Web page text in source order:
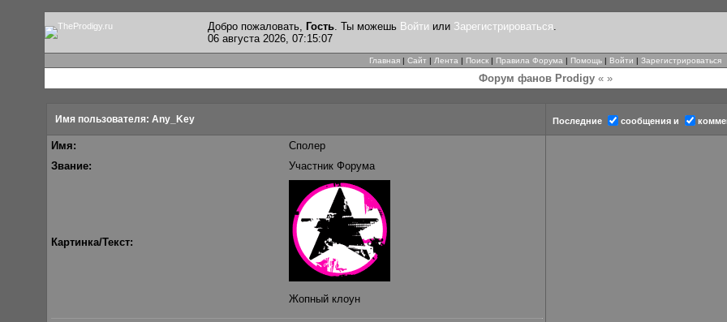
Добро пожаловать, Гость. Ты можешь Войти или Зарегистрироваться.
06 августа 2026, 07:15:07
Главная | Сайт | Лента | Поиск | Правила Форума | Помощь | Войти | Зарегистрироваться
Форум фанов Prodigy« »
Имя пользователя: Any_Key Последние сообщения и
Имя:
Сполер
Звание:
Участник Форума
Картинка/Текст:
Жопный клоун